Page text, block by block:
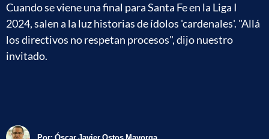
Cuando se viene una final para Santa Fe en la Liga I
2024, salen a la luz historias de ídolos 'cardenales'. "Allá
los directivos no respetan procesos", dijo nuestro
invitado.
Por: Óscar Javier Ostos Mayorga